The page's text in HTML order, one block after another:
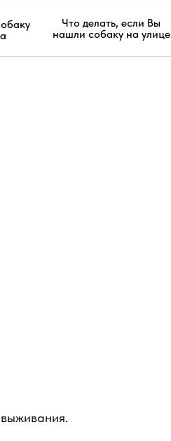
Что делать, если Вы
нашли собаку на улице